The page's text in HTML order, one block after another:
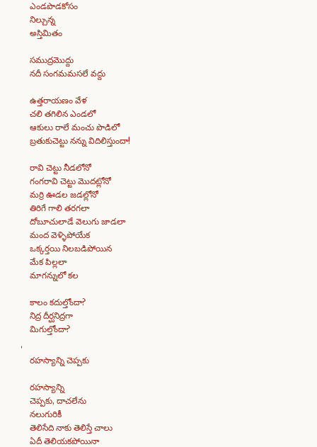
ఎండపొడకోసం
నిల్చున్న
అస్తిమితం
సముద్రమొద్దు
నదీ సంగమమసలే వద్దు
ఉత్తరాయణం వేళ
చలి తగిలిన ఎండలో
ఆకులు రాలే మంచు పొడిలో
బ్రతుకుచెట్టు నన్ను విదిలిస్తుందా!
రావి చెట్టు నీడలోనో
గంగరావి చెట్టు మొదట్లోనో
మర్రి ఊడల జడల్లోనో
తిరిగే గాలి తరగలా
దోబూచులాడే వెలుగు జాడలా
మంద వెళ్ళిపోయేక
ఒక్కర్తయి నిలబడిపోయిన
మేక పిల్లలా
మాగన్నులో కల
కాలం కదుల్తోందా?
నిద్ర దీర్ఘనిద్రగా
మిగుల్తోందా?
రహస్యాన్ని చెప్పకు
రహస్యాన్ని
చెప్పకు, దాచలేను
నలుగురికీ
తెలిసేది నాకు తెలిస్తే చాలు
ఏదీ తెలియకపోయినా